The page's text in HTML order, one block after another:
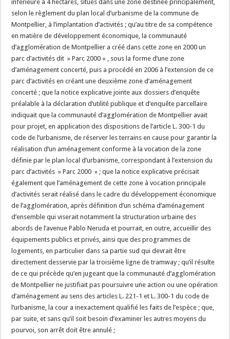
inférieure à 4 hectares, situés dans une zone destinée principalement,
selon le règlement du plan local d’urbanisme de la commune de
Montpellier, à l’implantation d’activités ; qu’au titre de sa compétence
en matière de développement économique, la communauté
d’agglomération de Montpellier a créé dans cette zone en 2000 un
parc d’activités dit » Parc 2000 « , sous la forme d’une zone
d’aménagement concerté, puis a procédé en 2006 à l’extension de ce
parc d’activités en créant une deuxième zone d’aménagement
concerté ; que la notice explicative jointe aux dossiers d’enquête
préalable à la déclaration d’utilité publique et d’enquête parcellaire
indiquait que la communauté d’agglomération de Montpellier avait
pour projet, en application des dispositions de l’article L. 300-1 du
code de l’urbanisme, de réserver les terrains en cause pour garantir la
réalisation d’un aménagement conforme à la vocation de la zone
définie par le plan local d’urbanisme, correspondant à l’extension du
parc d’activités » Parc 2000 » ; que la notice explicative précisait
également que l’aménagement de cette zone à vocation principale
d’activités serait réalisé dans le cadre du développement économique
de l’agglomération, après définition d’un schéma d’aménagement
d’ensemble qui viserait notamment la structuration urbaine des
abords de l’avenue Pablo Neruda et pourrait, en outre, accueillir des
équipements publics et privés, ainsi que des programmes de
logements, en particulier dans sa partie sud qui devrait être
directement desservie par la troisième ligne de tramway ; qu’il résulte
de ce qui précède qu’en jugeant que la communauté d’agglomération
de Montpellier ne justifiait pas poursuivre une action ou une opération
d’aménagement au sens des articles L. 221-1 et L. 300-1 du code de
l’urbanisme, la cour a inexactement qualifié les faits de l’espèce ; que,
par suite, et sans qu’il soit besoin d’examiner les autres moyens du
pourvoi, son arrêt doit être annulé ;